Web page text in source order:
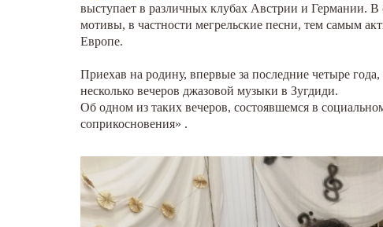
выступает в различных клубах Австрии и Германии.
мотивы, в частности мегрельские песни, тем самым
Европе.
Приехав на родину, впервые за последние четыре
несколько вечеров джазовой музыки в Зугдиди.
Об одном из таких вечеров, состоявшемся в
соприкосновения» .